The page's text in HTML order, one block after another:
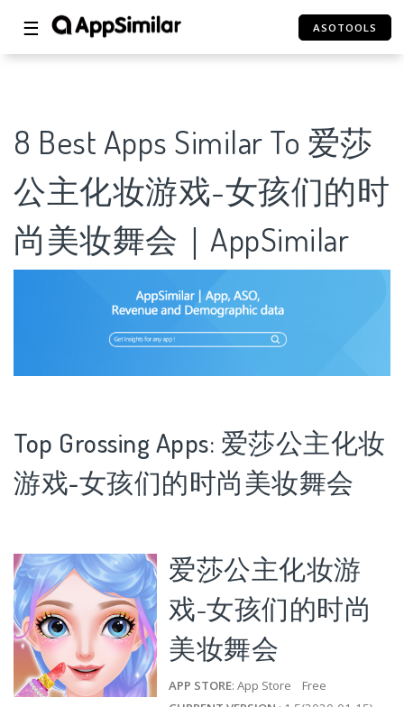
☰ ASOTOOLS
8 Best Apps Similar To 爱莎
公主化妆游戏-女孩们的时
尚美妆舞会｜AppSimilar
Top Grossing Apps: 爱莎公主化妆
游戏-女孩们的时尚美妆舞会
爱莎公主化妆游
戏-女孩们的时尚
美妆舞会
APP STORE: App Store Free